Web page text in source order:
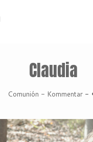
Claudia
Comunión - Kommentar -